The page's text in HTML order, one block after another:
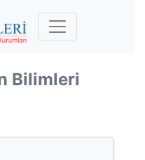
Bilimleri